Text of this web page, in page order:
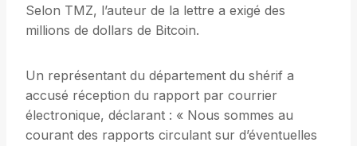
Selon TMZ, l’auteur de la lettre a exigé des
millions de dollars de Bitcoin.
Un représentant du département du shérif a
accusé réception du rapport par courrier
électronique, déclarant : « Nous sommes au
courant des rapports circulant sur d’éventuelles